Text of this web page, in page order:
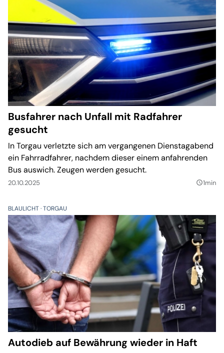
Busfahrer nach Unfall mit Radfahrer
gesucht
In Torgau verletzte sich am vergangenen Dienstagabend
ein Fahrradfahrer, nachdem dieser einem anfahrenden
Bus auswich. Zeugen werden gesucht.
20.10.2025 query_builder1min
BLAULICHT TORGAU
Autodieb auf Bewährung wieder in Haft